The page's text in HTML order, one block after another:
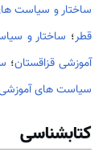
ساختار و سیاست
قطر؛ ساختار و
آموزشی قزاقستان؛
سیاست های
کتابشناسی